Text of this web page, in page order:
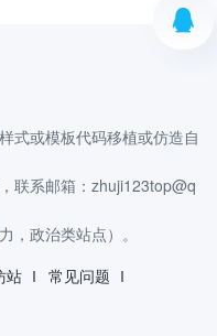
式或模板代码移植或仿造自
联系邮箱：zhuji123top@q
，政治类站点）。
站
常见问题